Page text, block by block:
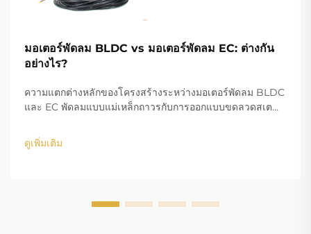
มอเตอร์พัดลม BLDC vs มอเตอร์พัดลม EC: ต่างกัน
อย่างไร?
ความแตกต่างหลักของโครงสร้างระหว่างมอเตอร์พัดลม BLDC
และ EC พัดลมแบบแม่เหล็กถาวรกับการออกแบบขดลวดสเต
มอเตอร์ BLDC (Brushless DC) และ EC (Electronically
Commutated) คือความแตกต่างหลัก...
ดูเพิ่มเติม